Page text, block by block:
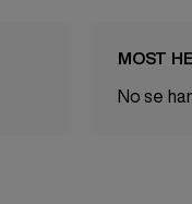
MOST
No se